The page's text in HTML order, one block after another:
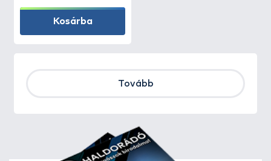
Kosárba
Tovább